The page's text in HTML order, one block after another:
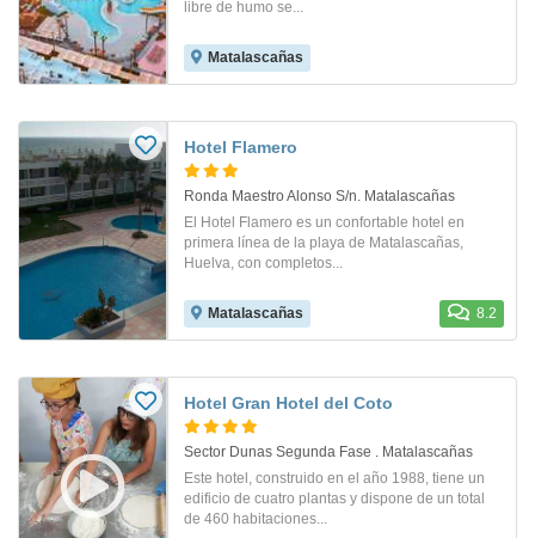
libre de humo se...
Matalascañas
Hotel Flamero
Ronda Maestro Alonso S/n. Matalascañas
El Hotel Flamero es un confortable hotel en
primera línea de la playa de Matalascañas,
Huelva, con completos...
Matalascañas 8.2
Hotel Gran Hotel del Coto
Sector Dunas Segunda Fase . Matalascañas
Este hotel, construido en el año 1988, tiene un
edificio de cuatro plantas y dispone de un total
de 460 habitaciones...